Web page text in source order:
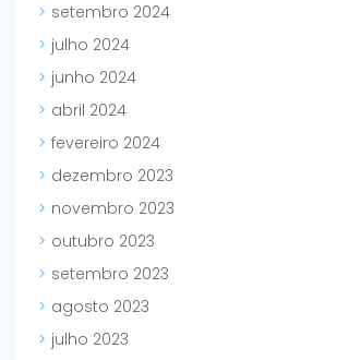
setembro 2024
julho 2024
junho 2024
abril 2024
fevereiro 2024
dezembro 2023
novembro 2023
outubro 2023
setembro 2023
agosto 2023
julho 2023